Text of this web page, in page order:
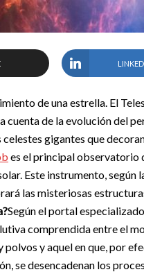
de una estrella. El
cuenta de la evolución del
gigantes que
es el principal observatorio
Este instrumento, según
las misteriosas
Según el portal
comprendida entre el
polvos y aquel en que, por
se desencadenan los